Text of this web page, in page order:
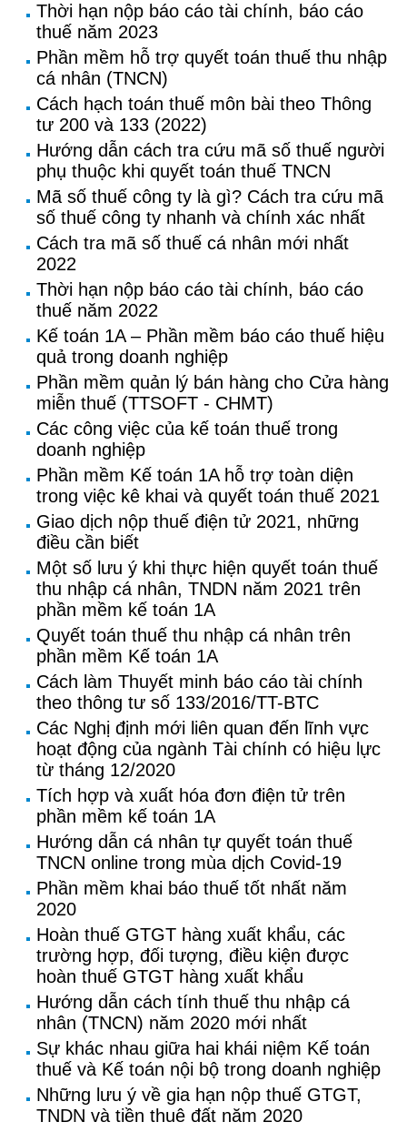
Thời hạn nộp báo cáo tài chính, báo cáo
thuế năm 2023
Phần mềm hỗ trợ quyết toán thuế thu nhập
cá nhân (TNCN)
Cách hạch toán thuế môn bài theo Thông
tư 200 và 133 (2022)
Hướng dẫn cách tra cứu mã số thuế người
phụ thuộc khi quyết toán thuế TNCN
Mã số thuế công ty là gì? Cách tra cứu mã
số thuế công ty nhanh và chính xác nhất
Cách tra mã số thuế cá nhân mới nhất
2022
Thời hạn nộp báo cáo tài chính, báo cáo
thuế năm 2022
Kế toán 1A – Phần mềm báo cáo thuế hiệu
quả trong doanh nghiệp
Phần mềm quản lý bán hàng cho Cửa hàng
miễn thuế (TTSOFT - CHMT)
Các công việc của kế toán thuế trong
doanh nghiệp
Phần mềm Kế toán 1A hỗ trợ toàn diện
trong việc kê khai và quyết toán thuế 2021
Giao dịch nộp thuế điện tử 2021, những
điều cần biết
Một số lưu ý khi thực hiện quyết toán thuế
thu nhập cá nhân, TNDN năm 2021 trên
phần mềm kế toán 1A
Quyết toán thuế thu nhập cá nhân trên
phần mềm Kế toán 1A
Cách làm Thuyết minh báo cáo tài chính
theo thông tư số 133/2016/TT-BTC
Các Nghị định mới liên quan đến lĩnh vực
hoạt động của ngành Tài chính có hiệu lực
từ tháng 12/2020
Tích hợp và xuất hóa đơn điện tử trên
phần mềm kế toán 1A
Hướng dẫn cá nhân tự quyết toán thuế
TNCN online trong mùa dịch Covid-19
Phần mềm khai báo thuế tốt nhất năm
2020
Hoàn thuế GTGT hàng xuất khẩu, các
trường hợp, đối tượng, điều kiện được
hoàn thuế GTGT hàng xuất khẩu
Hướng dẫn cách tính thuế thu nhập cá
nhân (TNCN) năm 2020 mới nhất
Sự khác nhau giữa hai khái niệm Kế toán
thuế và Kế toán nội bộ trong doanh nghiệp
Những lưu ý về gia hạn nộp thuế GTGT,
TNDN và tiền thuê đất năm 2020